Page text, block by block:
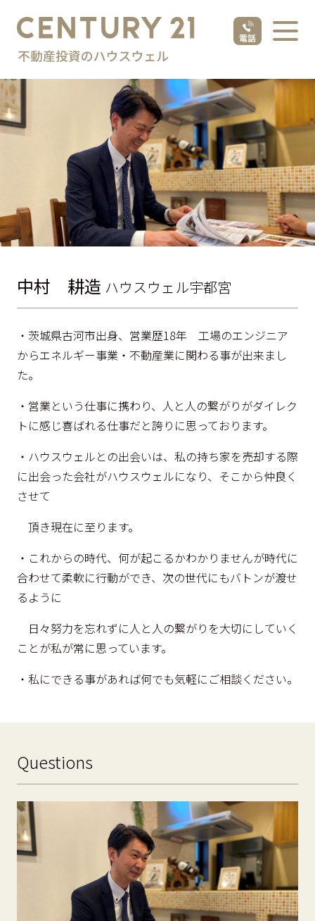
中村 耕造 ハウスウェル宇都宮
・茨城県古河市出身、営業歴18年 工場のエンジニア
からエネルギー事業・不動産業に関わる事が出来まし
た。
・営業という仕事に携わり、人と人の繋がりがダイレク
トに感じ喜ばれる仕事だと誇りに思っております。
・ハウスウェルとの出会いは、私の持ち家を売却する際
に出会った会社がハウスウェルになり、そこから仲良く
させて
頂き現在に至ります。
・これからの時代、何が起こるかわかりませんが時代に
合わせて柔軟に行動ができ、次の世代にもバトンが渡せ
るように
日々努力を忘れずに人と人の繋がりを大切にしていく
ことが私が常に思っています。
・私にできる事があれば何でも気軽にご相談ください。
Questions